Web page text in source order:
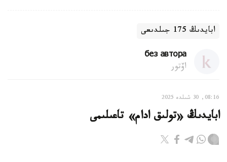
ابايدىڭ 175 جىلدىعى
без автора
اۆتور
08:16, 30 شىلدە 2025
ابايدىڭ «تولىق ادام» تاعىلىمى